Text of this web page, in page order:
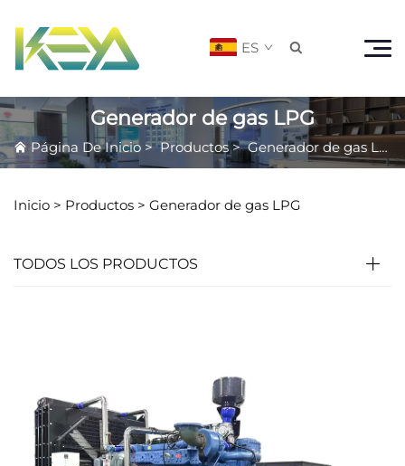
ES 
Generador de gas LPG
Página De Inicio >Productos>Generador de gas LPG
Inicio > Productos > Generador de gas LPG
TODOS LOS PRODUCTOS